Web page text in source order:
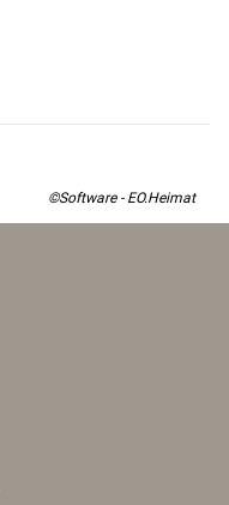
©Software - EO.Heimat